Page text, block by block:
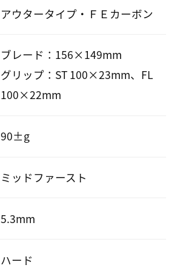
アウタータイプ・ＦＥカーボン
ブレード：156×149mm
グリップ：ST 100×23mm、FL
100×22mm
90±g
ミッドファースト
5.3mm
ハード